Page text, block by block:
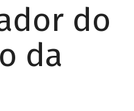
do
da